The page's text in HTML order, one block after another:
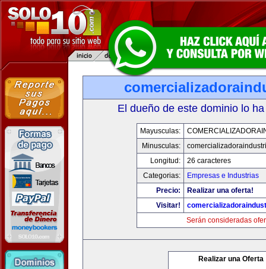
El dueño de este dominio lo
Mayusculas:
Minusculas:
Longitud:
26 caracteres
Categorias:
Empresas e Industrias
Precio:
Realizar una oferta!
Visitar!
Serán consideradas
Realizar una Oferta